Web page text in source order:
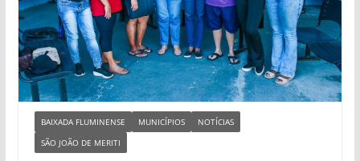
BAIXADA FLUMINENSE MUNICÍPIOS
NOTÍCIAS
SÃO JOÃO DE MERITI